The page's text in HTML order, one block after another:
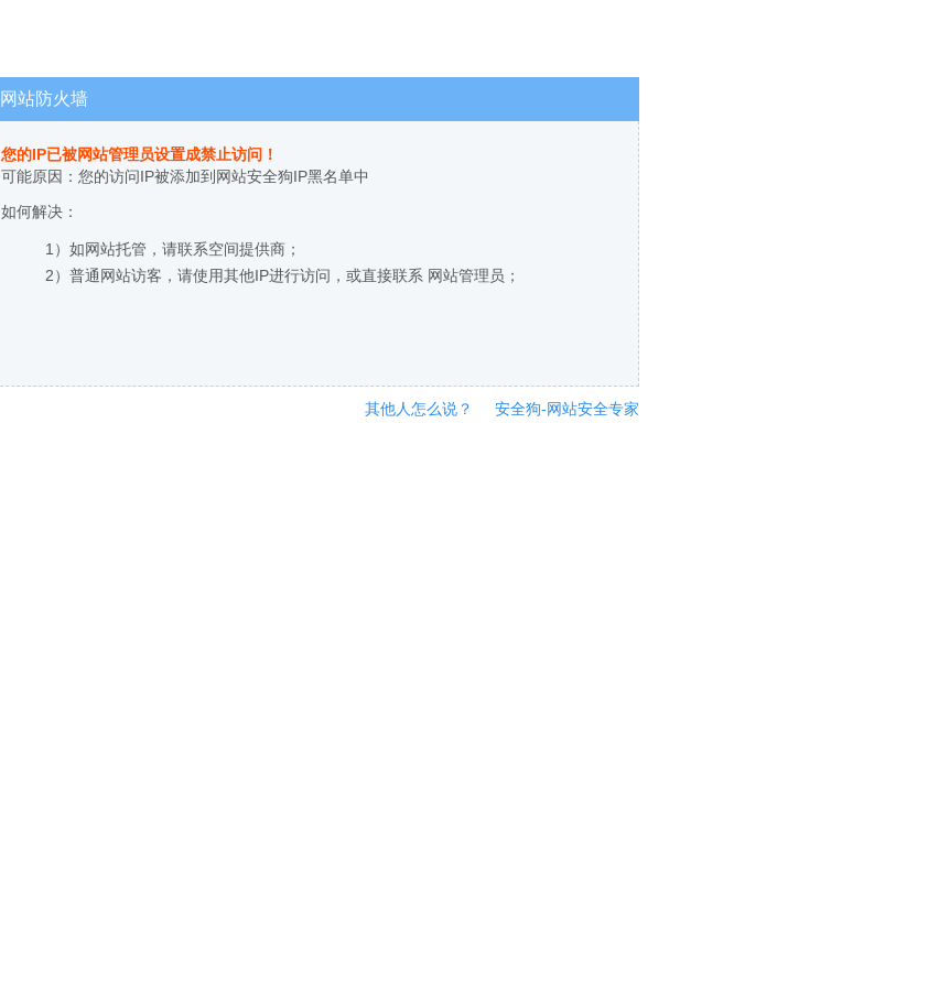
网站防火墙
您的IP已被网站管理员设置成禁止访问！
可能原因：您的访问IP被添加到网站安全狗IP黑名单中
如何解决：
1）如网站托管，请联系空间提供商；
2）普通网站访客，请使用其他IP进行访问，或直接联系 网站管理员；
其他人怎么说？ 安全狗-网站安全专家